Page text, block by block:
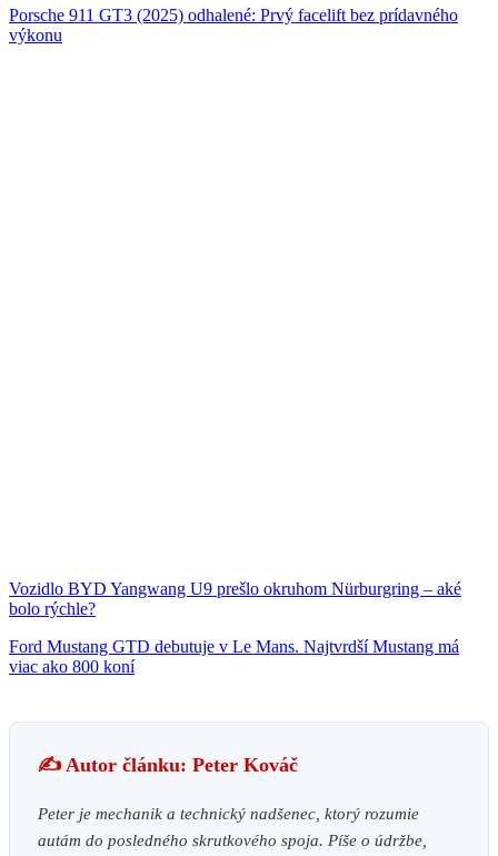
Porsche 911 GT3 (2025) odhalené: Prvý facelift bez prídavného
výkonu
Vozidlo BYD Yangwang U9 prešlo okruhom Nürburgring – aké
bolo rýchle?
Ford Mustang GTD debutuje v Le Mans. Najtvrdší Mustang má
viac ako 800 koní
✍️ Autor článku: Peter Kováč
Peter je mechanik a technický nadšenec, ktorý rozumie
autám do posledného skrutkového spoja. Píše o údržbe,